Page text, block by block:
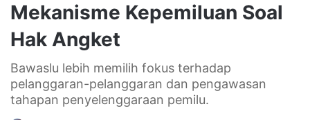
Mekanisme Kepemiluan Soal
Hak Angket
Bawaslu lebih memilih fokus terhadap
pelanggaran-pelanggaran dan pengawasan
tahapan penyelenggaraan pemilu.